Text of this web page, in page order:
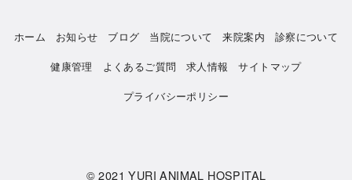
ホーム お知らせ ブログ 当院について 来院案内
診察について
健康管理
よくあるご質問 求人情報
サイトマップ
プライバシーポリシー
© 2021YURI ANIMAL HOSPITAL